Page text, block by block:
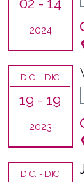
02 - 14
2024
DIC. - DIC.
19 - 19
2023
DIC. - DIC.